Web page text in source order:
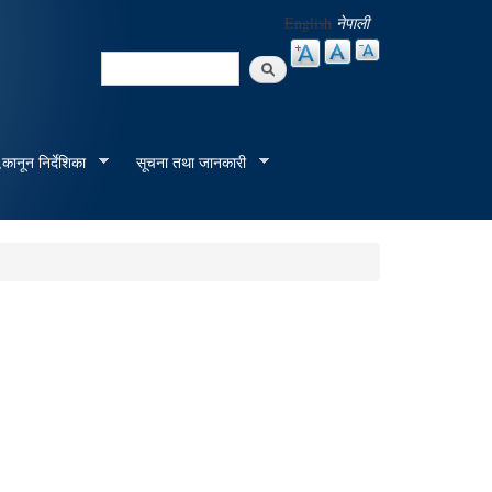
English नेपाली
Search
निर्देशिका सूचना तथा जानकारी